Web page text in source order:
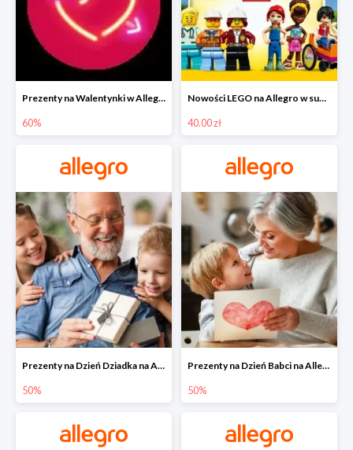
Prezenty na Walentynki w Allegro do -60%
60%
Nowości LEGO na Allegro w super cenach od 40 zł
40.00 zł
Prezenty na Dzień Dziadka na Allegro do -50%
50%
Prezenty na Dzień Babci na Allegro do -50%
50%